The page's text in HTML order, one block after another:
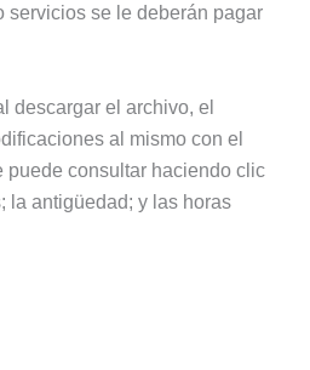
servicios se le deberán pagar
descargar el archivo, el
al mismo con el
puede consultar haciendo clic
la antigüedad; y las horas